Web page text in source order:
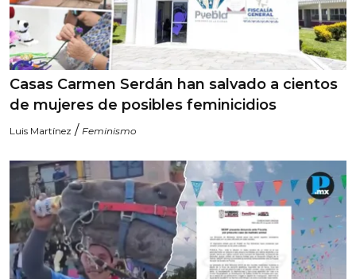
Casas Carmen Serdán han salvado a cientos
de mujeres de posibles feminicidios
Luis Martínez / Feminismo